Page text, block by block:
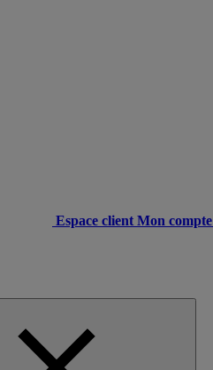
Espace client Mon compte